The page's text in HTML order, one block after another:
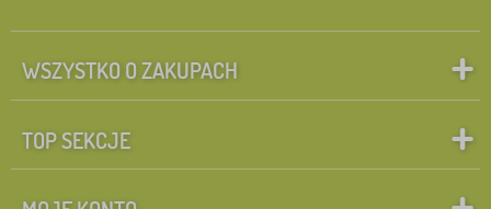
WSZYSTKO O ZAKUPACH
TOP SEKCJE